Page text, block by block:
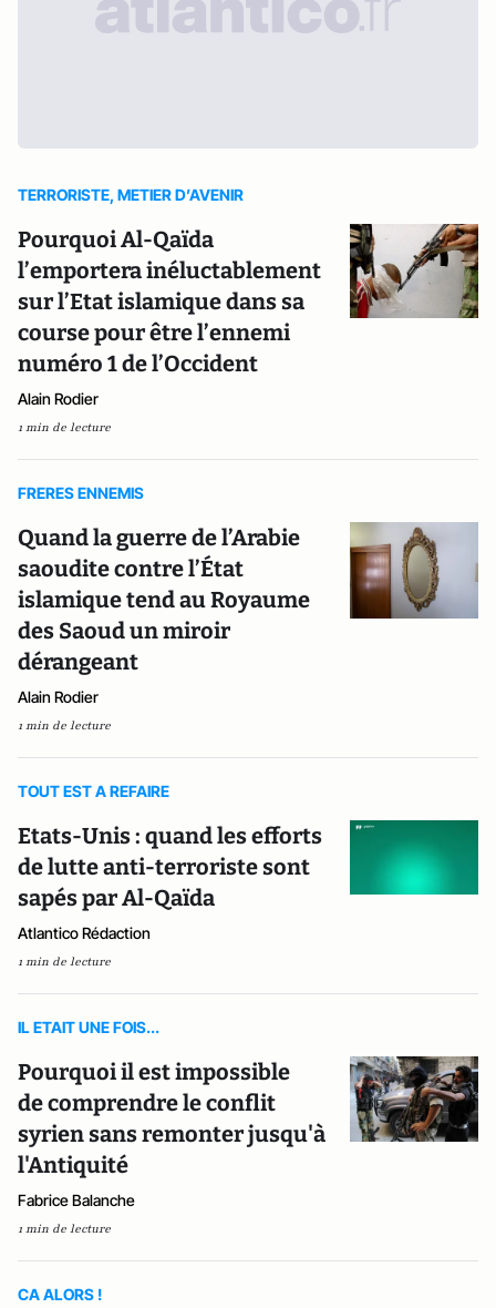
TERRORISTE, METIER D’AVENIR
Pourquoi Al-Qaïda
l’emportera inéluctablement
sur l’Etat islamique dans sa
course pour être l’ennemi
numéro 1 de l’Occident
Alain Rodier
1 min de lecture
FRERES ENNEMIS
Quand la guerre de l’Arabie
saoudite contre l’État
islamique tend au Royaume
des Saoud un miroir
dérangeant
Alain Rodier
1 min de lecture
TOUT EST A REFAIRE
Etats-Unis : quand les efforts
de lutte anti-terroriste sont
sapés par Al-Qaïda
Atlantico Rédaction
1 min de lecture
IL ETAIT UNE FOIS...
Pourquoi il est impossible
de comprendre le conflit
syrien sans remonter jusqu'à
l'Antiquité
Fabrice Balanche
1 min de lecture
CA ALORS !